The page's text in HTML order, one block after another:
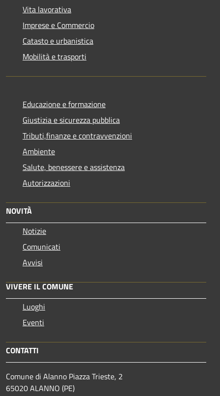
Vita lavorativa
Imprese e Commercio
Catasto e urbanistica
Mobilità e trasporti
Educazione e formazione
Giustizia e sicurezza pubblica
Tributi,finanze e contravvenzioni
Ambiente
Salute, benessere e assistenza
Autorizzazioni
NOVITÀ
Notizie
Comunicati
Avvisi
VIVERE IL COMUNE
Luoghi
Eventi
CONTATTI
Comune di Alanno Piazza Trieste, 2
65020 ALANNO (PE)